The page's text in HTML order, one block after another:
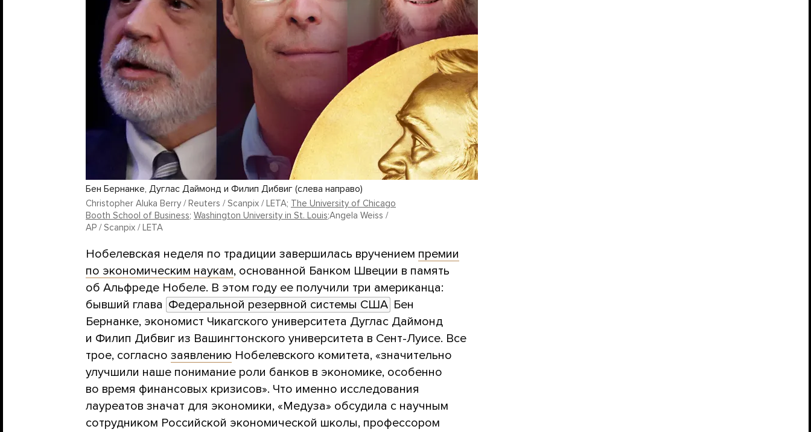
Бен Бернанке, Дуглас Даймонд и Филип Дибвиг (слева направо)
Christopher Aluka Berry / Reuters / Scanpix / LETA; The University of Chicago
Booth School of Business; Washington University in St. Louis;Angela Weiss /
AP / Scanpix / LETA
Нобелевская неделя по традиции завершилась вручением премии
по экономическим наукам, основанной Банком Швеции в память
об Альфреде Нобеле. В этом году ее получили три американца:
бывший глава Федеральной резервной системы США Бен
Бернанке, экономист Чикагского университета Дуглас Даймонд
и Филип Дибвиг из Вашингтонского университета в Сент-Луисе. Все
трое, согласно заявлению Нобелевского комитета, «значительно
улучшили наше понимание роли банков в экономике, особенно
во время финансовых кризисов». Что именно исследования
лауреатов значат для экономики, «Медуза» обсудила с научным
сотрудником Российской экономической школы, профессором